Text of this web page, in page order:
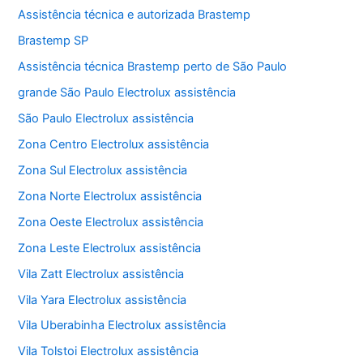
Assistência técnica e autorizada Brastemp
Brastemp SP
Assistência técnica Brastemp perto de São Paulo
grande São Paulo Electrolux assistência
São Paulo Electrolux assistência
Zona Centro Electrolux assistência
Zona Sul Electrolux assistência
Zona Norte Electrolux assistência
Zona Oeste Electrolux assistência
Zona Leste Electrolux assistência
Vila Zatt Electrolux assistência
Vila Yara Electrolux assistência
Vila Uberabinha Electrolux assistência
Vila Tolstoi Electrolux assistência